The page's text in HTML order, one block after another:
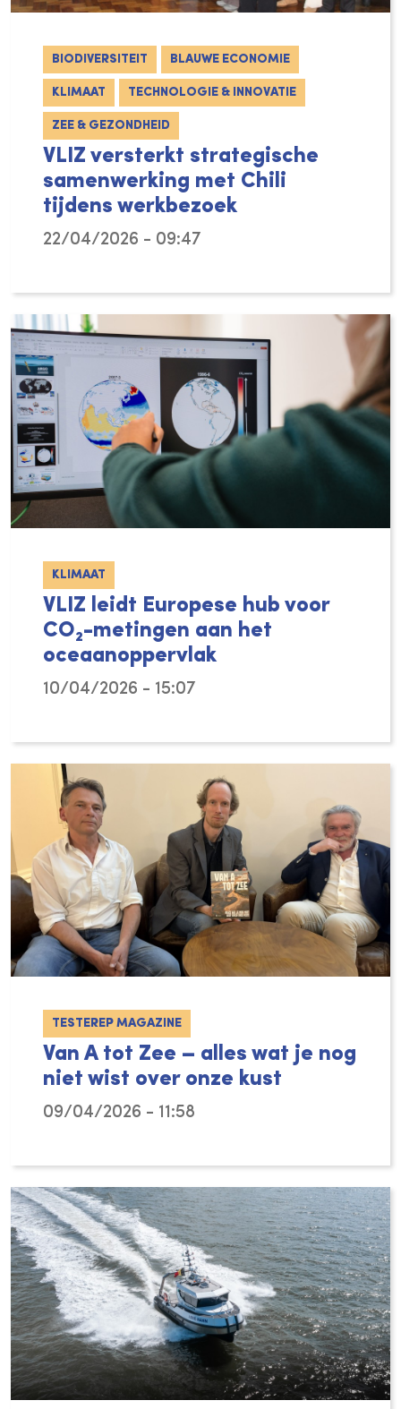
BIODIVERSITEIT BLAUWE ECONOMIE
KLIMAAT TECHNOLOGIE & INNOVATIE
ZEE & GEZONDHEID
VLIZ versterkt strategische
samenwerking met Chili
tijdens werkbezoek
22/04/2026 - 09:47
KLIMAAT
VLIZ leidt Europese hub voor
CO₂-metingen aan het
oceaanoppervlak
10/04/2026 - 15:07
TESTEREP MAGAZINE
Van A tot Zee – alles wat je nog
niet wist over onze kust
09/04/2026 - 11:58